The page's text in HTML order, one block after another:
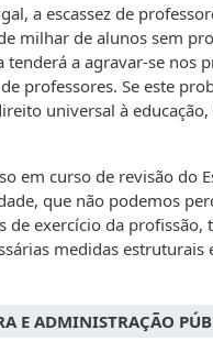
a escassez de
milhar de alunos sem
tenderá a agravar-se nos
professores. Se este
universal à
em curso de revisão do
que não podemos
de exercício da
medidas estruturais
E ADMINISTRAÇÃO